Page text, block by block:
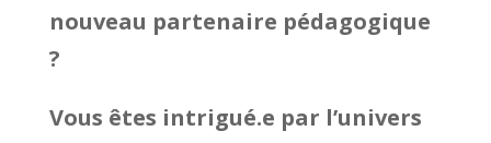
nouveau partenaire pédagogique
?
Vous êtes intrigué.e par l’univers